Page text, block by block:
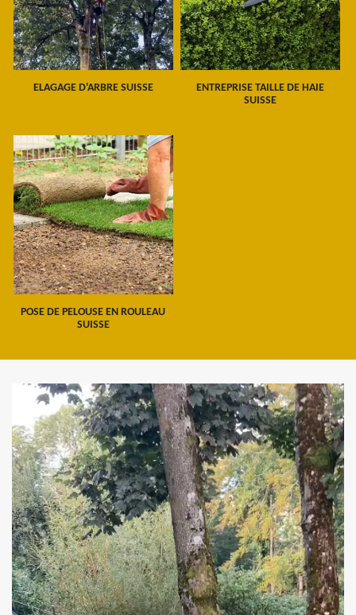
ELAGAGE D'ARBRE SUISSE
ENTREPRISE TAILLE DE HAIE
SUISSE
POSE DE PELOUSE EN ROULEAU
SUISSE